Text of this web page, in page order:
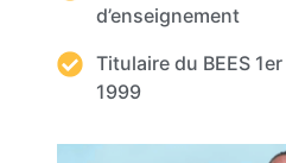
d’enseignement
Titulaire du BEES
1999